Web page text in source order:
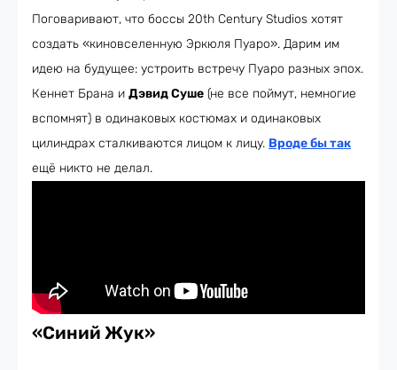
Поговаривают, что боссы 20th Century Studios хотят
создать «киновселенную Эркюля Пуаро». Дарим им
идею на будущее: устроить встречу Пуаро разных эпох.
Кеннет Брана и Дэвид Суше (не все поймут, немногие
вспомнят) в одинаковых костюмах и одинаковых
цилиндрах сталкиваются лицом к лицу. Вроде бы так
ещё никто не делал.
«Синий Жук»